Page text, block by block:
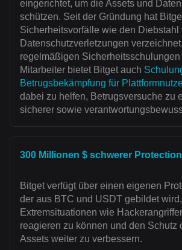
eingerichtet, um die Assets und
schützen. Seit der Gründung hat
Sicherheitsvorfälle wie den Diebstahl
Datenschutzverletzungen
regelmäßigen Sicherheitsschulungen
Mitarbeiter bietet Bitget auch
Betrugsbekämpfung für
dabei zu helfen, Betrugsversuche zu
sicherer sowie
300 Millionen $ schwerer
Bitget verfügt über einen eigenen
der aus BTC und USDT gebildet
Extremsituationen wie
reagieren zu können und den Schutz
Assets weiter zu verbessern.